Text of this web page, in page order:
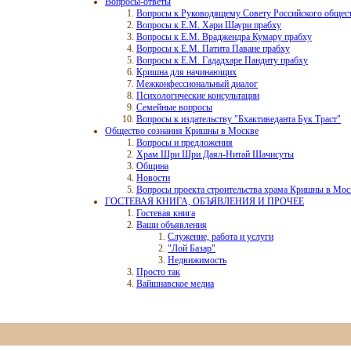
Вопросы к Руководящему Совету Российского
Вопросы к Е.М. Хари Шаури прабху
Вопросы к Е.М. Враджендра Кумару прабху
Вопросы к Е.М. Патита Паване прабху
Вопросы к Е.М. Гададхаре Пандиту прабху
Кришна для начинающих
Межконфессиональный диалог
Психологические консультации
Семейные вопросы
Вопросы к издательству "Бхактиведанта Бук Траст"
Общество сознания Кришны в Москве
Вопросы и предложения
Храм Шри Шри Даял-Нитай Шачисуты
Община
Новости
Вопросы проекта строительства храма Кришны в
ГОСТЕВАЯ КНИГА, ОБЪЯВЛЕНИЯ И ПРОЧЕЕ
Гостевая книга
Ваши объявления
Служение, работа и услуги
"Лой Базар"
Недвижимость
Просто так
Вайшнавское медиа